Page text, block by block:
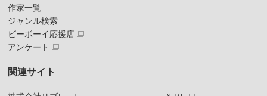
作家一覧
ジャンル検索
ビーボーイ応援店
アンケート
関連サイト